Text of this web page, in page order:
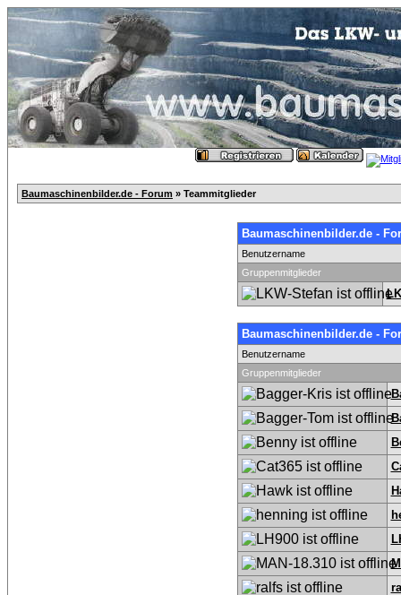
Baumaschinenbilder.de - Forum » Teammitglieder
Baumaschinenbilder.de -
Benutzername
Gruppenmitglieder
Baumaschinenbilder.de -
Benutzername
Gruppenmitglieder